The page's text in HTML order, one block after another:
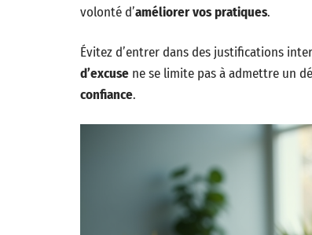
volonté d’améliorer vos pratiques.
Évitez d’entrer dans des justifications
d’excuse ne se limite pas à admettre un
confiance.